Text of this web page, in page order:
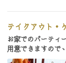
テイクアウト・
お家でのパーティ
用意できますので